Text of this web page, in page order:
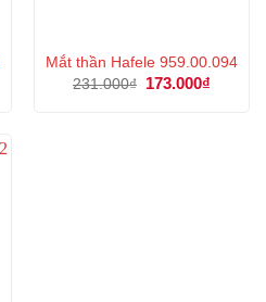
Mắt thần Hafele 959.00.094
231.000₫
Giá
173.000₫